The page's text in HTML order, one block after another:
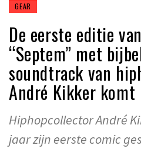
GEAR
De eerste editie
“Septem” met
soundtrack van
André Kikker
Hiphopcollector André
jaar zijn eerste comic